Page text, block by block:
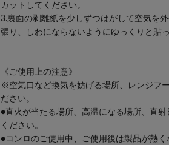
カットしてください。
3.裏面の剥離紙を少しずつはがして空気を
張り、しわにならないようにゆっくりと貼
《ご使用上の注意》
※空気口など換気を妨げる場所、レンジフ
ださい。
●直火が当たる場所、高温になる場所、直
ください。
●コンロのご使用中、ご使用後は製品が熱